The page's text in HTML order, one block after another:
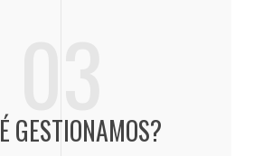
GESTIONAMOS?